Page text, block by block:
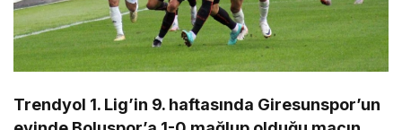
Trendyol 1. Lig’in 9. haftasında Giresunspor’un